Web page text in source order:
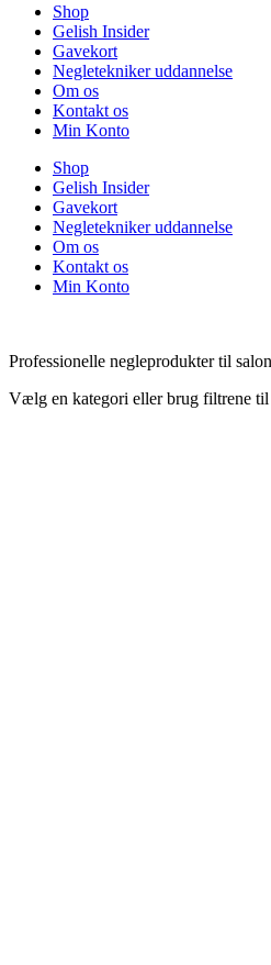
Shop
Gelish Insider
Gavekort
Negletekniker uddannelse
Om os
Kontakt os
Min Konto
Shop
Gelish Insider
Gavekort
Negletekniker uddannelse
Om os
Kontakt os
Min Konto
Professionelle negleprodukter til
Vælg en kategori eller brug filtrene til